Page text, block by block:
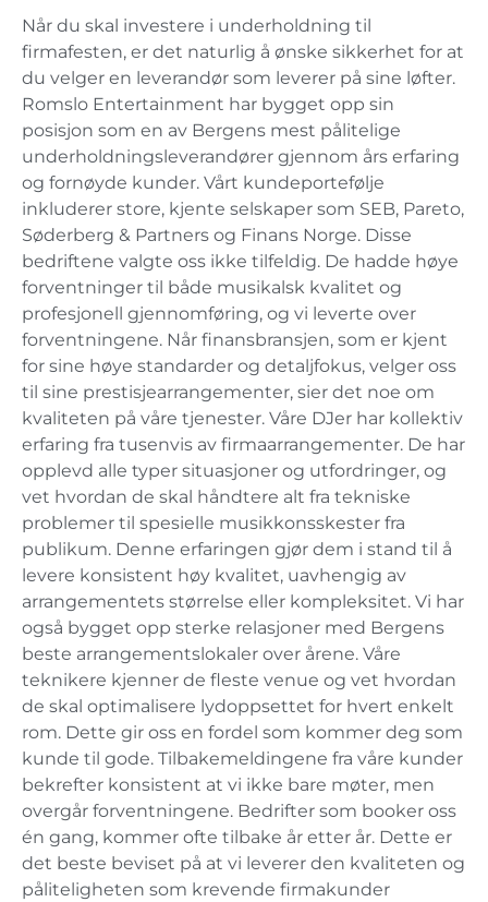
Når du skal investere i underholdning til
firmafesten, er det naturlig å ønske sikkerhet for at
du velger en leverandør som leverer på sine løfter.
Romslo Entertainment har bygget opp sin
posisjon som en av Bergens mest pålitelige
underholdningsleverandører gjennom års erfaring
og fornøyde kunder. Vårt kundeportefølje
inkluderer store, kjente selskaper som SEB, Pareto,
Søderberg & Partners og Finans Norge. Disse
bedriftene valgte oss ikke tilfeldig. De hadde høye
forventninger til både musikalsk kvalitet og
profesjonell gjennomføring, og vi leverte over
forventningene. Når finansbransjen, som er kjent
for sine høye standarder og detaljfokus, velger oss
til sine prestisjearrangementer, sier det noe om
kvaliteten på våre tjenester. Våre DJer har kollektiv
erfaring fra tusenvis av firmaarrangementer. De har
opplevd alle typer situasjoner og utfordringer, og
vet hvordan de skal håndtere alt fra tekniske
problemer til spesielle musikkonsskester fra
publikum. Denne erfaringen gjør dem i stand til å
levere konsistent høy kvalitet, uavhengig av
arrangementets størrelse eller kompleksitet. Vi har
også bygget opp sterke relasjoner med Bergens
beste arrangementslokaler over årene. Våre
teknikere kjenner de fleste venue og vet hvordan
de skal optimalisere lydoppsettet for hvert enkelt
rom. Dette gir oss en fordel som kommer deg som
kunde til gode. Tilbakemeldingene fra våre kunder
bekrefter konsistent at vi ikke bare møter, men
overgår forventningene. Bedrifter som booker oss
én gang, kommer ofte tilbake år etter år. Dette er
det beste beviset på at vi leverer den kvaliteten og
påliteligheten som krevende firmakunder